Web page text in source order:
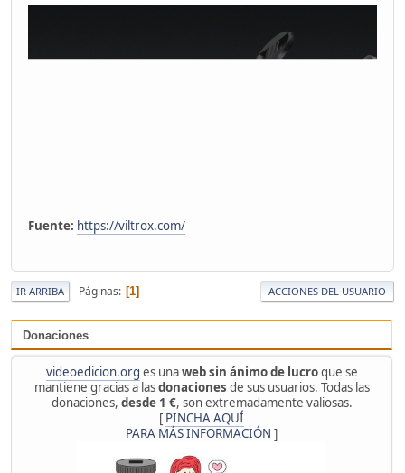
Donaciones
videoedicion.org es unaweb sin ánimo de lucroque se
mantiene gracias a lasdonaciones de sus usuarios. Todas las
donaciones, desde 1 €, son extremadamente valiosas.
[ PINCHA AQUÍ
PARA MÁS INFORMACIÓN ]
Fuente: https://viltrox.com/
IR ARRIBA Páginas 1 ACCIONES DEL USUARIO